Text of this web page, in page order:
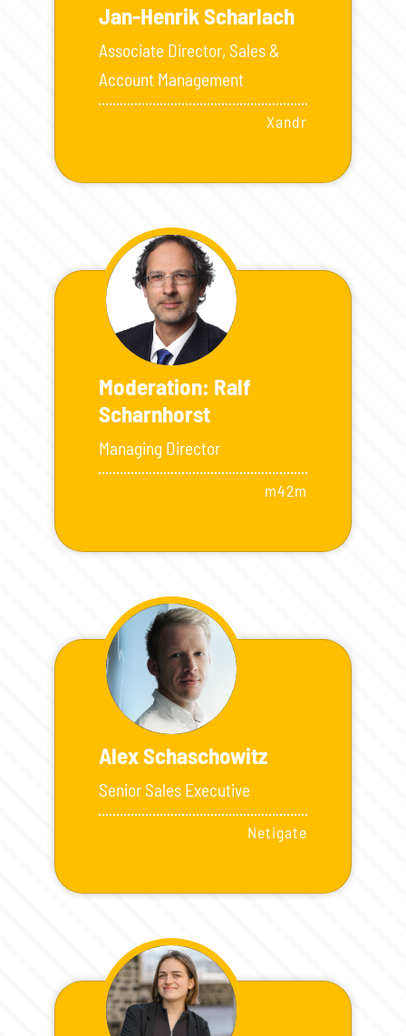
Jan-Henrik Scharlach
Associate Director, Sales &
Account Management
Xandr
Moderation: Ralf
Scharnhorst
Managing Director
m42m
Alex Schaschowitz
Senior Sales Executive
Netigate